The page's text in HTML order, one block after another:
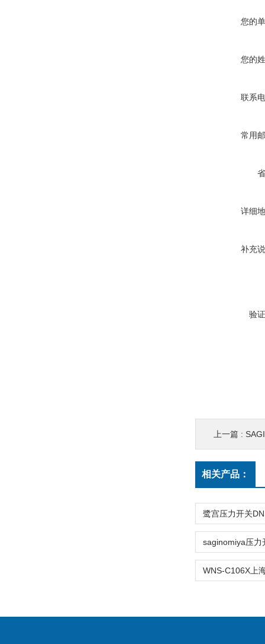
您的
您的
联系
常用
详细
补充
验
上一篇 :
相关产品：